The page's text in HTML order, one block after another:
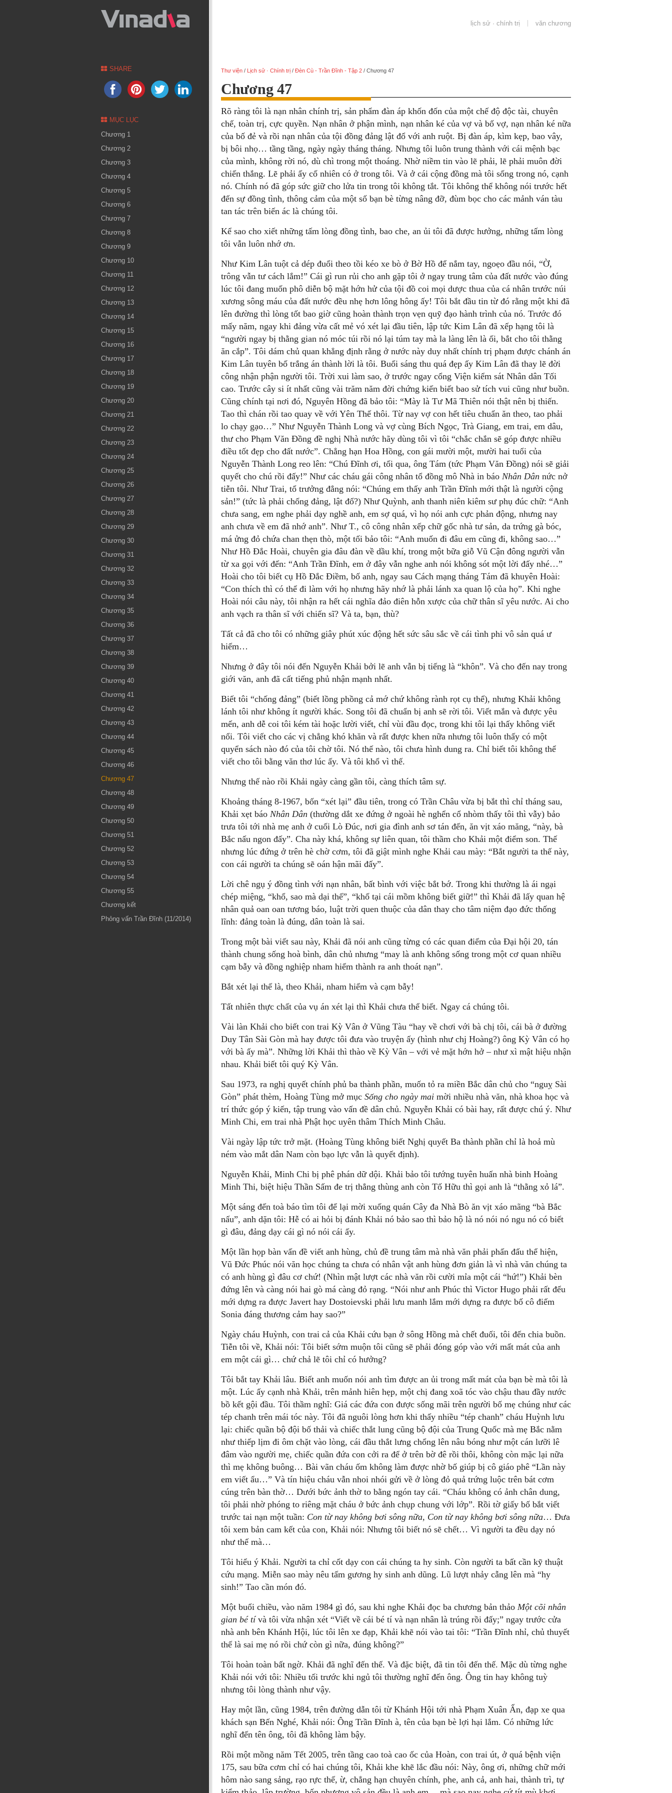
lịch sử · chính trị văn chương
Thư viện / Lịch sử · Chính trị / Đèn Cù - Trần Đĩnh - Tập 2 / Chương 47
Chương 47
Rõ ràng tôi là nạn nhân chính trị, sản phẩm đàn áp khốn đốn của một chế độ độc tài, chuyên
chế, toàn trị, cực quyền. Nạn nhân ở phận mình, nạn nhân ké của vợ và bố vợ, nạn nhân ké nữa
của bố đẻ và rồi nạn nhân của tội đồng đảng lật đổ với anh ruột. Bị đàn áp, kìm kẹp, bao vây,
bị bôi nhọ… tầng tầng, ngày ngày tháng tháng. Nhưng tôi luôn trung thành với cái mệnh bạc
của mình, không rời nó, dù chì trong một thoáng. Nhờ niềm tin vào lẽ phải, lẽ phải muôn đời
chiến thắng. Lẽ phải ấy cố nhiên có ở trong tôi. Và ở cái cộng đồng mà tôi sống trong nó, cạnh
nó. Chính nó đã góp sức giữ cho lửa tin trong tôi không tắt. Tôi không thể không nói trước hết
đến sự đồng tình, thông cảm của một số bạn bè từng nâng đỡ, đùm bọc cho các mảnh ván tàu
tan tác trên biến ác là chúng tôi.
Kể sao cho xiết những tấm lòng đồng tình, bao che, an ủi tôi đã được hưởng, những tấm lòng
tôi vẫn luôn nhớ ơn.
Như Kim Lân tuột cả dép đuổi theo tồi kéo xe bò ở Bờ Hồ để nắm tay, ngoẹo đầu nói, “Ờ,
trông vẫn tư cách lắm!” Cái gì run rủi cho anh gặp tôi ở ngay trung tâm của đất nước vào đúng
lúc tôi đang muốn phô diễn bộ mặt hớn hử của tội đồ coi mọi dược thua của cá nhân trước núi
xương sông máu của đất nước đều nhẹ hơn lông hông ấy! Tôi bắt đầu tin từ đó rằng một khi đã
lên đường thì lòng tốt bao giờ cũng hoàn thành trọn vẹn quỹ đạo hành trình của nó. Trước đó
mấy năm, ngay khi đảng vừa cất mẻ vó xét lại đầu tiên, lập tức Kim Lân đã xếp hạng tôi là
“người ngay bị thằng gian nó móc túi rồi nó lại túm tay mà la làng lên là ối, bắt cho tôi thằng
ăn cắp”. Tôi dám chủ quan khẳng định rằng ở nước này duy nhất chính trị phạm được chánh án
Kim Lân tuyên bố trắng án thành lời là tôi. Buổi sáng thu quá đẹp ấy Kim Lân đã thay lẽ đời
công nhận phận người tôi. Trời xui làm sao, ở trước ngay cổng Viện kiểm sát Nhân dân Tối
cao. Trước cây si ít nhất cũng vài trăm năm đời chứng kiến biết bao sử tích vui cũng như buồn.
Cũng chính tại nơi đó, Nguyên Hồng đã bảo tôi: “Mày là Tư Mã Thiên nói thật nên bị thiến.
Tao thì chán rồi tao quay về với Yên Thế thôi. Từ nay vợ con hết tiêu chuẩn ăn theo, tao phải
lo chạy gạo…” Như Nguyễn Thành Long và vợ cùng Bích Ngọc, Trà Giang, em trai, em dâu,
thư cho Phạm Văn Đồng đề nghị Nhà nước hãy dùng tôi vì tôi “chắc chắn sẽ góp được nhiều
điều tốt đẹp cho đất nước”. Chẳng hạn Hoa Hồng, con gái mười một, mười hai tuổi của
Nguyễn Thành Long reo lên: “Chú Đĩnh ơi, tối qua, ông Tám (tức Phạm Văn Đồng) nói sẽ giải
quyết cho chú rồi đấy!” Như các cháu gái công nhân tổ đồng mô Nhà in báo Nhân Dân nức nở
tiễn tôi. Như Trai, tổ trưởng đẳng nói: “Chúng em thấy anh Trần Đĩnh mới thật là người cộng
sản!” (tức là phải chống đảng, lật đổ?) Như Quỳnh, anh thanh niên kiêm sư phụ đúc chữ: “Anh
chưa sang, em nghe phải dạy nghề anh, em sợ quá, vì họ nói anh cực phản động, nhưng nay
anh chưa về em đã nhớ anh”. Như T., cô công nhân xếp chữ gốc nhà tư sản, da trứng gà bóc,
má ửng đỏ chứa chan thẹn thò, một tối bảo tôi: “Anh muốn đi đâu em cũng đi, không sao…”
Như Hồ Đắc Hoài, chuyên gia đâu đàn về dầu khí, trong một bữa giỗ Vũ Cận đông người vẫn
từ xa gọi với đến: “Anh Trần Đĩnh, em ở đây vẫn nghe anh nói không sót một lời đấy nhé…”
Hoài cho tôi biết cụ Hồ Đắc Điềm, bố anh, ngay sau Cách mạng tháng Tám đã khuyên Hoài:
“Con thích thì có thể đi làm với họ nhưng hãy nhớ là phải lánh xa quan lộ của họ”. Khi nghe
Hoài nói câu này, tôi nhận ra hết cái nghĩa đảo điên hỗn xược của chữ thân sĩ yêu nước. Ai cho
anh vạch ra thân sĩ với chiến sĩ? Và ta, bạn, thù?
Tất cả đã cho tôi có những giây phút xúc động hết sức sâu sắc về cái tình phi vô sản quá ư
hiếm…
Nhưng ở đây tôi nói đến Nguyễn Khải bởi lẽ anh vẫn bị tiếng là “khôn”. Và cho đến nay trong
giới văn, anh đã cất tiếng phủ nhận mạnh nhất.
Biết tôi “chống đảng” (biết lồng phồng cả mớ chứ không rành rọt cụ thể), nhưng Khải không
lánh tôi như không ít người khác. Song tôi đã chuẩn bị anh sẽ rời tôi. Viết mắn và được yêu
mến, anh dễ coi tôi kém tài hoặc lười viết, chỉ vùi đầu đọc, trong khi tôi lại thấy không viết
nổi. Tôi viết cho các vị chẳng khó khăn và rất được khen nữa nhưng tôi luôn thấy có một
quyển sách nào đó của tôi chờ tôi. Nó thế nào, tôi chưa hình dung ra. Chỉ biết tôi không thể
viết cho tôi bằng văn thơ lúc ấy. Và tôi khổ vì thế.
Nhưng thế nào rồi Khải ngày càng gần tôi, càng thích tâm sự.
Khoảng tháng 8-1967, bốn “xét lại” đầu tiên, trong có Trần Châu vừa bị bắt thì chỉ tháng sau,
Khải xẹt báo Nhân Dân (thường dắt xe đứng ở ngoài hè nghển cổ nhòm thấy tôi thì vẫy) bảo
trưa tôi tới nhà mẹ anh ở cuối Lò Đúc, nơi gia đình anh sơ tán đến, ăn vịt xáo măng, “này, bà
Bắc nấu ngon đấy”. Cha này khá, không sự liên quan, tôi thầm cho Khải một điểm son. Thế
nhưng lúc đứng ở trên hè chờ cơm, tôi đã giật mình nghe Khải cau mày: “Bắt người ta thế này,
con cái người ta chúng sẽ oán hận mãi đấy”.
Lời chê ngụ ý đồng tình với nạn nhân, bất bình với việc bắt bớ. Trong khi thường là ái ngại
chép miệng, “khổ, sao mà dại thế”, “khố tại cái mồm không biết giữ!” thì Khải đã lấy quan hệ
nhân quả oan oan tương báo, luật trời quen thuộc của dân thay cho tâm niệm đạo đức thống
lĩnh: đảng toàn là đúng, dân toàn là sai.
Trong một bài viết sau này, Khải đã nói anh cũng từng có các quan điểm của Đại hội 20, tán
thành chung sống hoà bình, dân chủ nhưng “may là anh không sống trong một cơ quan nhiều
cạm bẫy và đồng nghiệp nham hiểm thành ra anh thoát nạn”.
Bắt xét lại thế là, theo Khải, nham hiểm và cạm bẫy!
Tất nhiên thực chất của vụ án xét lại thì Khải chưa thể biết. Ngay cá chúng tôi.
Vài làn Khải cho biết con trai Kỳ Vân ở Vũng Tàu “hay về chơi với bà chị tôi, cái bà ở đường
Duy Tân Sài Gòn mà hay được tôi đưa vào truyện ấy (hình như chj Hoàng?) ông Kỳ Vân có họ
với bà ấy mà”. Những lời Khải thì thào về Kỳ Vân – với vẻ mặt hớn hở – như xì mật hiệu nhận
nhau. Khải biết tôi quý Kỳ Vân.
Sau 1973, ra nghị quyết chính phủ ba thành phần, muốn tỏ ra miền Bắc dân chủ cho “nguỵ Sài
Gòn” phát thèm, Hoàng Tùng mở mục Sống cho ngày mai mời nhiều nhà văn, nhà khoa học và
trí thức góp ý kiến, tập trung vào vấn đề dân chủ. Nguyễn Khải có bài hay, rất được chú ý. Như
Minh Chi, em trai nhà Phật học uyên thâm Thích Minh Châu.
Vài ngày lập tức trở mặt. (Hoàng Tùng không biết Nghị quyết Ba thành phần chỉ là hoả mù
ném vào mắt dân Nam còn bạo lực vẫn là quyết định).
Nguyễn Khải, Minh Chi bị phê phán dữ dội. Khải bảo tôi tướng tuyên huấn nhà binh Hoàng
Minh Thi, biệt hiệu Thần Sấm đe trị thẳng thùng anh còn Tố Hữu thì gọi anh là “thằng xỏ lá”.
Một sáng đến toà báo tìm tôi để lại mời xuống quán Cây đa Nhà Bò ăn vịt xáo mãng “bà Bắc
nấu”, anh dặn tôi: Hễ có ai hỏi bị đánh Khải nó bảo sao thì bảo hộ là nó nói nó ngu nó có biết
gì đâu, đảng dạy cái gì nó nói cái ấy.
Một lần họp bàn vấn đề viết anh hùng, chủ đề trung tâm mà nhà văn phải phấn đấu thể hiện,
Vũ Đức Phúc nói văn học chúng ta chưa có nhân vật anh hùng đơn giản là vì nhà văn chúng ta
có anh hùng gì đâu cơ chứ! (Nhìn mật lượt các nhà văn rồi cười mỉa một cái “hứ!”) Khải bèn
đứng lên và càng nói hai gò má càng đỏ rạng. “Nói như anh Phúc thì Victor Hugo phải rất đểu
mới dựng ra được Javert hay Dostoievski phải lưu manh lắm mới dựng ra được bố cô điếm
Sonia đáng thương cảm hay sao?”
Ngày cháu Huỳnh, con trai cả của Khải cứu bạn ở sông Hồng mà chết đuối, tôi đến chia buồn.
Tiễn tôi về, Khải nói: Tôi biết sớm muộn tôi cũng sẽ phải đóng góp vào với mất mát của anh
em một cái gì… chứ chả lẽ tôi chỉ có hưởng?
Tôi bắt tay Khải lâu. Biết anh muốn nói anh tìm được an ủi trong mất mát của bạn bè mà tôi là
một. Lúc ấy cạnh nhà Khải, trên mảnh hiên hẹp, một chị đang xoã tóc vào chậu thau đầy nước
bồ kết gội đầu. Tôi thầm nghĩ: Giá các đứa con được sống mãi trên người bố mẹ chúng như các
tép chanh trên mái tóc này. Tôi đã nguôi lòng hơn khi thấy nhiều “tép chanh” cháu Huỳnh lưu
lại: chiếc quần bộ đội bố thải và chiếc thắt lung cũng bộ đội của Trung Quốc mà mẹ Bắc nằm
như thiếp lịm đi ôm chặt vào lòng, cái đầu thắt lưng chổng lên nâu bóng như một cán lưỡi lê
đâm vào người mẹ, chiếc quần đứa con cởi ra để ở trên bờ đê rồi thôi, không còn mặc lại nữa
thì mẹ không buông… Bài vãn cháu ốm không làm được nhờ bố giúp bị cô giáo phê “Lần này
em viết ẩu…” Và tín hiệu cháu vẫn nhoi nhói gửi về ở lòng đỏ quả trứng luộc trên bát cơm
cúng trên bàn thờ… Dưới bức ảnh thờ to bằng ngón tay cái. “Cháu không có ảnh chân dung,
tôi phải nhờ phóng to riêng mặt cháu ở bức ảnh chụp chung với lớp”. Rồi tờ giấy bố bắt viết
trước tai nạn một tuần: Con từ nay không bơi sông nữa, Con từ nay không bơi sông nữa… Đưa
tôi xem bản cam kết của con, Khải nói: Nhưng tôi biết nó sẽ chết… Vì người ta đều dạy nó
như thế mà…
Tôi hiểu ý Khải. Người ta chỉ cốt dạy con cái chúng ta hy sinh. Còn người ta bất cần kỹ thuật
cứu mạng. Miễn sao mày nêu tấm gương hy sinh anh dũng. Lũ lượt nhảy cẫng lên mà “hy
sinh!” Tao cần món đó.
Một buổi chiều, vào năm 1984 gì đó, sau khi nghe Khải đọc ba chương bản thảo Một cõi nhân
gian bé tívà tôi vừa nhận xét “Viết về cái bé tí và nạn nhân là trúng rồi đấy;” ngay trước cửa
nhà anh bên Khánh Hội, lúc tôi lên xe đạp, Khải khẽ nói vào tai tôi: “Trần Đĩnh nhỉ, chủ thuyết
thế là sai mẹ nó rồi chứ còn gì nữa, đúng không?”
Tôi hoàn toàn bất ngờ. Khải đã nghĩ đến thế. Và đặc biệt, đã tin tôi đến thế. Mặc dù từng nghe
Khải nói với tôi: Nhiều tối trước khi ngủ tôi thường nghĩ đến ông. Ông tin hay không tuỳ
nhưng tôi lòng thành như vậy.
Hay một lần, cũng 1984, trên đường dẫn tôi từ Khánh Hội tới nhà Phạm Xuân Ẩn, đạp xe qua
khách sạn Bến Nghé, Khải nói: Ông Trần Đĩnh à, tên của bạn bè lợi hại lắm. Có những lức
nghĩ đến tên ông, tôi đã không làm bậy.
Rồi một mồng năm Tết 2005, trên tầng cao toà cao ốc của Hoàn, con trai út, ở quá bệnh viện
175, sau bữa cơm chỉ có hai chúng tôi, Khải khe khẽ lắc đầu nói: Này, ông ơi, những chữ mới
hôm nào sang sảng, rạo rực thế, ừ, chẳng hạn chuyên chính, phe, anh cả, anh hai, thành trì, tự
SHARE
MỤC LỤC
Chương 1
Chương 2
Chương 3
Chương 4
Chương 5
Chương 6
Chương 7
Chương 8
Chương 9
Chương 10
Chương 11
Chương 12
Chương 13
Chương 14
Chương 15
Chương 16
Chương 17
Chương 18
Chương 19
Chương 20
Chương 21
Chương 22
Chương 23
Chương 24
Chương 25
Chương 26
Chương 27
Chương 28
Chương 29
Chương 30
Chương 31
Chương 32
Chương 33
Chương 34
Chương 35
Chương 36
Chương 37
Chương 38
Chương 39
Chương 40
Chương 41
Chương 42
Chương 43
Chương 44
Chương 45
Chương 46
Chương 47
Chương 48
Chương 49
Chương 50
Chương 51
Chương 52
Chương 53
Chương 54
Chương 55
Chương kết
Phỏng vấn Trần Đĩnh (11/2014)